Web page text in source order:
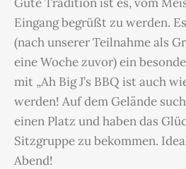
Eingang begrüßt zu werden.
(nach unserer Teilnahme als
eine Woche zuvor) ein
mit „Ah Big J’s BBQ ist auch
werden! Auf dem Gelände
einen Platz und haben das
Sitzgruppe zu bekommen.
Abend!